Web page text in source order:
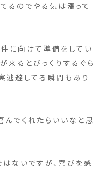
るのでやる気は漲って
に向けて準備をしてい
来るとびっくりするぐら
逃避してる瞬間もあり
んでくれたらいいなと思
ないですが、喜びを感